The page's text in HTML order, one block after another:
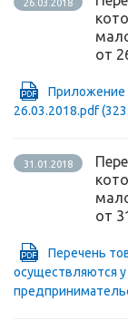
26.03.2018
от
Приложение
26.03.2018.pdf
31.01.2018
от
Перечень
осуществляются